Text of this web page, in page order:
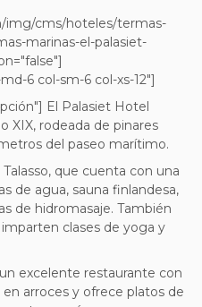
img/cms/hoteles/termas-
marinas-el-palasiet-
6 col-sm-6 col-xs-12"]
El Palasiet Hotel
XIX, rodeada de pinares
del paseo marítimo.
que cuenta con una
de agua, sauna finlandesa,
de hidromasaje. También
clases de yoga y
excelente restaurante con
arroces y ofrece platos de